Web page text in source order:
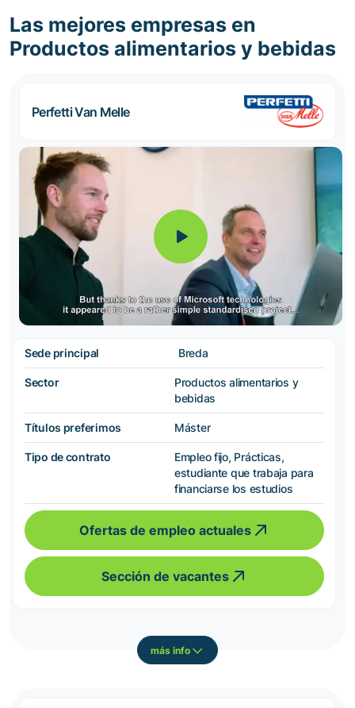
Las mejores empresas en
Productos alimentarios y bebidas
Perfetti Van Melle
Sede principal Breda
Sector
Productos alimentarios y
bebidas
Títulos preferimos Máster
Tipo de contrato
Empleo fijo, Prácticas,
estudiante que trabaja para
financiarse los estudios
Ofertas de empleo actuales
Sección de vacantes
más info